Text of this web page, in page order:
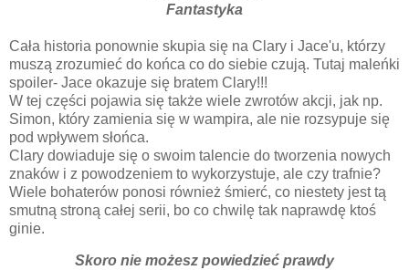
Fantastyka
Cała historia ponownie skupia się na Clary i Jace'u, którzy
muszą zrozumieć do końca co do siebie czują. Tutaj maleńki
spoiler- Jace okazuje się bratem Clary!!!
W tej części pojawia się także wiele zwrotów akcji, jak np.
Simon, który zamienia się w wampira, ale nie rozsypuje się
pod wpływem słońca.
Clary dowiaduje się o swoim talencie do tworzenia nowych
znaków i z powodzeniem to wykorzystuje, ale czy trafnie?
Wiele bohaterów ponosi również śmierć, co niestety jest tą
smutną stroną całej serii, bo co chwilę tak naprawdę ktoś
ginie.
Skoro nie możesz powiedzieć prawdy